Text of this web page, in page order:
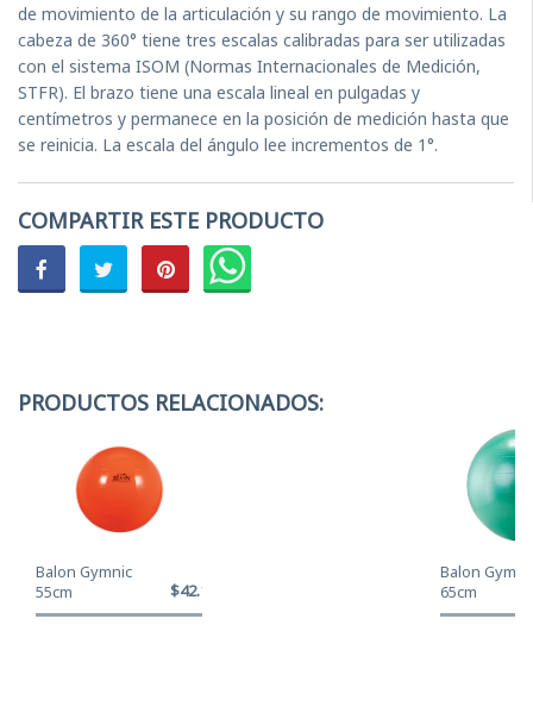
de movimiento de la articulación y su rango de movimiento. La
cabeza de 360° tiene tres escalas calibradas para ser utilizadas
con el sistema ISOM (Normas Internacionales de Medición,
STFR). El brazo tiene una escala lineal en pulgadas y
centímetros y permanece en la posición de medición hasta que
se reinicia. La escala del ángulo lee incrementos de 1°.
COMPARTIR ESTE PRODUCTO
PRODUCTOS RELACIONADOS:
Balon Gymnic
55cm
$42.120
Balon
65cm